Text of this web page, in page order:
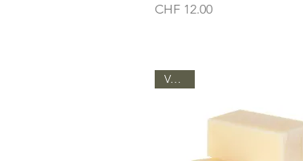
Preis
CHF 12.00
Vegan